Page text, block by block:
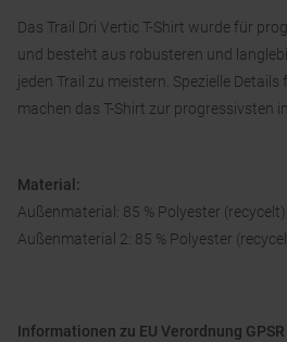
Das Trail Dri Vertic T-Shirt wurde für
und besteht aus robusteren und
jeden Trail zu meistern. Spezielle Details
machen das T-Shirt zur progressivsten
Material:
Außenmaterial: 85 % Polyester
Außenmaterial 2: 85 % Polyester
Informationen zu EU Verordnung GPSR